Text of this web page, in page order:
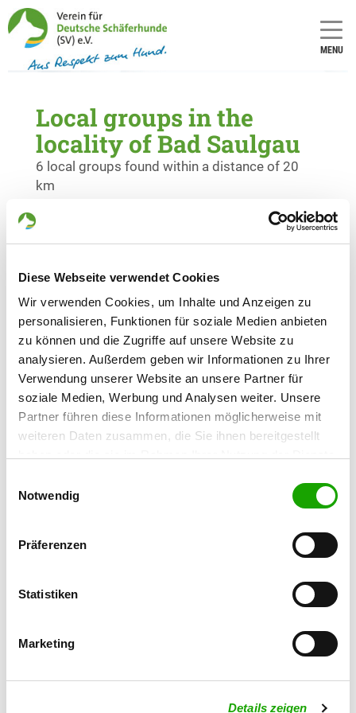
Diese Webseite verwendet Cookies
Wir verwenden Cookies, um Inhalte und Anzeigen zu
personalisieren, Funktionen für soziale Medien anbieten
zu können und die Zugriffe auf unsere Website zu
analysieren. Außerdem geben wir Informationen zu Ihrer
Verwendung unserer Website an unsere Partner für
soziale Medien, Werbung und Analysen weiter. Unsere
Partner führen diese Informationen möglicherweise mit
weiteren Daten zusammen, die Sie ihnen bereitgestellt
Cookies, wenn Sie unsere Webseite weiterhin nutzen.
Notwendig
Präferenzen
Statistiken
Marketing
Details zeigen
MENU
Local groups in the
locality of Bad Saulgau
6 local groups found within a distance of 20
km
88441 Mittelbiberach
OG - Illmensee
Details
Sturmbergstr.
88636 Illmensee
OG - Dürmentingen e.V.
Details
Maierwiesenweg, Haldenäcker 1
OG - Mengen
Details
88512 Mengen
OG - Bad Saulgau e.V.
OG - Stafflangen e.V.